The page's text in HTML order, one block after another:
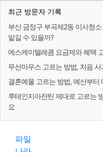
최근 방문자 기록
부산 금정구 부곡제2동 이사청
맡길 수 있을까?
에스케이텔레콤 요금제와 혜택
무선마우스 고르는 방법, 처음
결혼예물 고르는 방법, 예산부터
루테인지아잔틴 제대로 고르는
요
파일